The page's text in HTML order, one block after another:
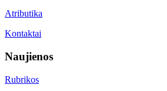
Atributika
Kontaktai
Naujienos
Rubrikos